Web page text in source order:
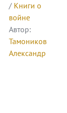
/ Книги о
войне
Автор:
Тамоников
Александр